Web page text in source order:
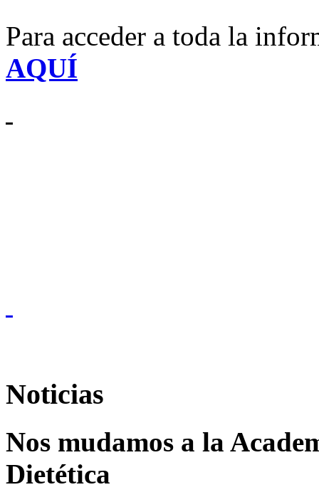
Para acceder a toda la
AQUÍ
Noticias
Nos mudamos a la
Dietética